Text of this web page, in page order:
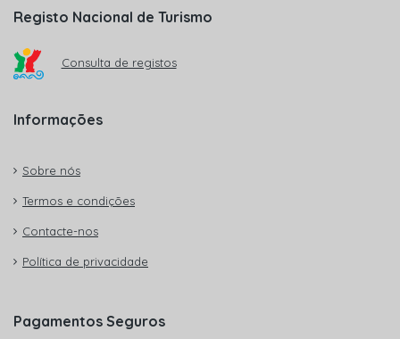
Registo Nacional de Turismo
Consulta de registos
Informações
Sobre nós
Termos e condições
Contacte-nos
Política de privacidade
Pagamentos Seguros